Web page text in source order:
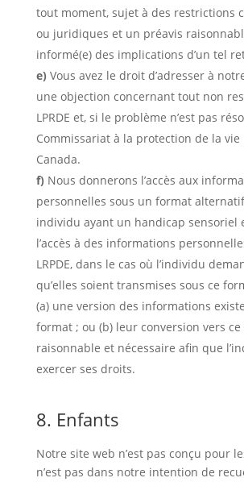
tout moment, sujet à des restrictions
ou juridiques et un préavis
informé(e) des implications d’un tel
Vous avez le droit d’adresser à
une objection concernant tout non
LPRDE et, si le problème n’est pas
Commissariat à la protection de la vie
Canada.
Nous donnerons l’accès aux
personnelles sous un format
individu ayant un handicap sensoriel
l’accès à des informations
LRPDE, dans le cas où l’individu
qu’elles soient transmises sous ce
(a) une version des informations
format ; ou (b) leur conversion vers
raisonnable et nécessaire afin que
exercer ses droits.
8. Enfants
Notre site web n’est pas conçu pour
n’est pas dans notre intention de